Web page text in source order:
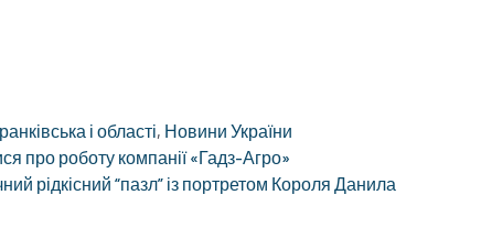
і області, Новини України
про роботу компанії «Гадз-Агро»
рідкісний “пазл” із портретом Короля Данила